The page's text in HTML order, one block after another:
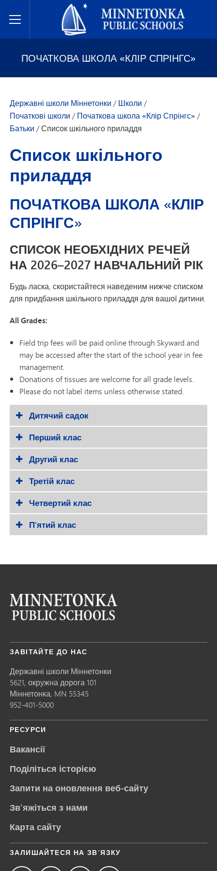
Toggle Menu
Державні школи Міннетонки
ПОЧАТКОВА ШКОЛА «КЛІР СПРІНГС»
Державні школи Міннетонки / Школи /
Початкові школи / Початкова школа «Клір Спрінгс» /
Батьки /Список шкільного приладдя
Список шкільного
приладдя
ПОЧАТКОВА ШКОЛА «КЛІР
СПРІНГС»
СПИСОК НЕОБХІДНИХ РЕЧЕЙ
НА 2026–2027 НАВЧАЛЬНИЙ РІК
Будь ласка, скористайтеся наведеним нижче списком
для придбання шкільного приладдя для вашої дитини.
All Grades:
Field trip fees will be paid online through Skyward and
may be accessed after the start of the school year in fee
management.
Donations of tissues are welcome for all grade levels.
Please do not label items unless otherwise stated.
Дитячий садок
Перший клас
Другий клас
Третій клас
Четвертий клас
П'ятий клас
ЗАВІТАЙТЕ ДО НАС
Державні школи Міннетонки
5621, окружна дорога 101
Міннетонка, MN 55345
952-401-5000
РЕСУРСИ
Вакансії
Поділіться історією
Запити на оновлення веб-сайту
Зв'яжіться з нами
Карта сайту
ЗАЛИШАЙТЕСЯ НА ЗВ’ЯЗКУ